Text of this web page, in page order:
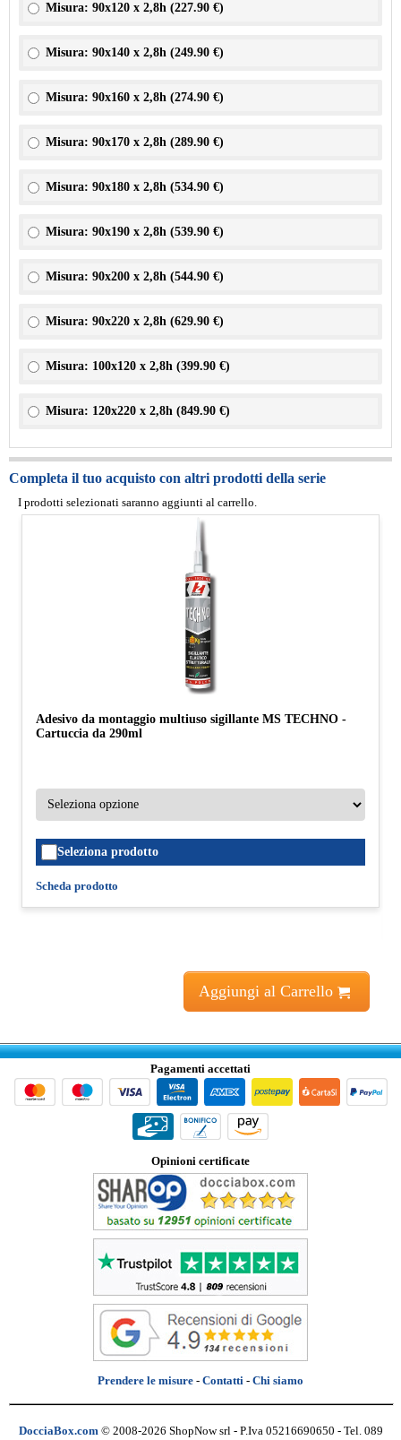
Misura: 90x120 x 2,8h (227.90 €)
Misura: 90x140 x 2,8h (249.90 €)
Misura: 90x160 x 2,8h (274.90 €)
Misura: 90x170 x 2,8h (289.90 €)
Misura: 90x180 x 2,8h (534.90 €)
Misura: 90x190 x 2,8h (539.90 €)
Misura: 90x200 x 2,8h (544.90 €)
Misura: 90x220 x 2,8h (629.90 €)
Misura: 100x120 x 2,8h (399.90 €)
Misura: 120x220 x 2,8h (849.90 €)
Completa il tuo acquisto con altri prodotti della serie
I prodotti selezionati saranno aggiunti al carrello.
Adesivo da montaggio multiuso sigillante MS TECHNO -
Cartuccia da 290ml
Seleziona prodotto
Scheda prodotto
Aggiungi al Carrello
Pagamenti accettati
Opinioni certificate
Prendere le misure - Contatti - Chi siamo
DocciaBox.com © 2008-2026 ShopNow srl - P.Iva 05216690650 - Tel. 089